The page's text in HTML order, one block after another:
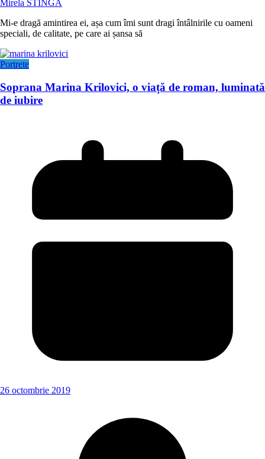
Mirela STÎNGĂ
Mi-e dragă amintirea ei, așa cum îmi sunt dragi întâlnirile cu oameni
speciali, de calitate, pe care ai șansa să
Portrete
Soprana Marina Krilovici, o viață de roman, luminată
de iubire
26 octombrie 2019